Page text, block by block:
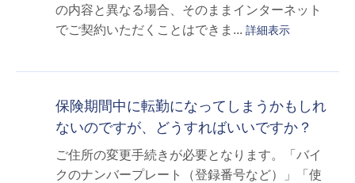
の内容と異なる場合、そのままインターネット
でご契約いただくことはできま... 詳細表示
保険期間中に転勤になってしまうかもしれ
ないのですが、どうすればいいですか？
ご住所の変更手続きが必要となります。「バイ
クのナンバープレート（登録番号など）」「使